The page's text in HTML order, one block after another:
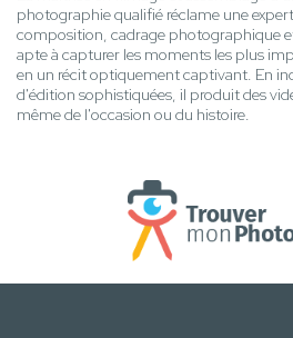
photographie qualifié réclame une
composition, cadrage photographique
apte à capturer les moments les plus
en un récit optiquement captivant. En
d'édition sophistiquées, il produit des
même de l'occasion ou du histoire.